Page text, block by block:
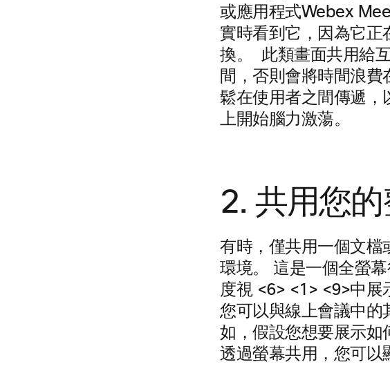
或應用程式Webex
實時看到它，因為它正
換。
此類畫面共用給
間，否則會將時間浪
鬆在使用者之間傳遞，
上開始腦力激蕩。
2. 共用您
有時，僅共用一個文檔
環境。 這是一個全螢
度視 <6> <1> <9>中展
您可以與線上會議中的
如，假設您想要展示如
透過螢幕共用，您可以